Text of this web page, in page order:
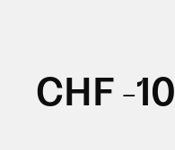
CHF -10